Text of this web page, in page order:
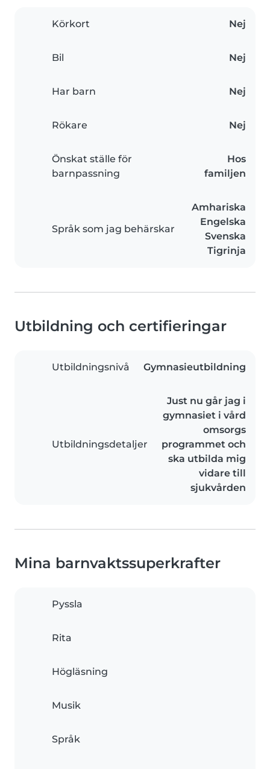
Körkort Nej
Bil Nej
Har barn Nej
Rökare Nej
Önskat ställe för
barnpassning
Hos
familjen
Språk som jag behärskar
Amhariska
Engelska
Svenska
Tigrinja
Utbildning och certifieringar
Utbildningsnivå Gymnasieutbildning
Utbildningsdetaljer
Just nu går jag i
gymnasiet i vård
omsorgs
programmet och
ska utbilda mig
vidare till
sjukvården
Mina barnvaktssuperkrafter
Pyssla
Rita
Högläsning
Musik
Språk